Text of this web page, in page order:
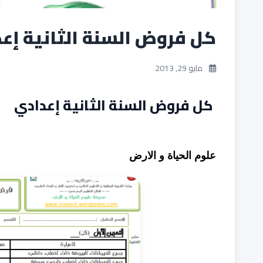
كل فروض السنة الثانية
مايو 29, 2013
كل فروض السنة الثانية إعدادي
علوم الحياة و الارض